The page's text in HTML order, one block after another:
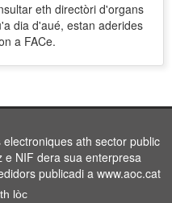
eth directòri d'organs
dia d'aué, estan aderides
a FACe.
ath sector public
e NIF dera sua enterpresa
publicadi a www.aoc.cat
lòc